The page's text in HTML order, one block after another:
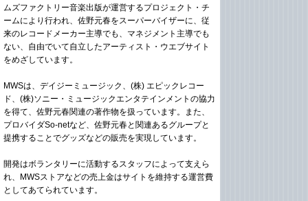
ムズファクトリー音楽出版が運営するプロジェクト・チ
ームにより行われ、佐野元春をスーパーバイザーに、従
来のレコードメーカー主導でも、マネジメント主導でも
ない、自由でいて自立したアーティスト・ウエブサイト
をめざしています。
MWSは、デイジーミュージック、(株) エピックレコー
ド、(株)ソニー・ミュージックエンタテインメントの協力
を得て、佐野元春関連の著作物を扱っています。また、
プロバイダSo-netなど、佐野元春と関連あるグループと
提携することでグッズなどの販売を実現しています。
開発はボランタリーに活動するスタッフによって支えら
れ、MWSストアなどの売上金はサイトを維持する運営費
としてあてられています。